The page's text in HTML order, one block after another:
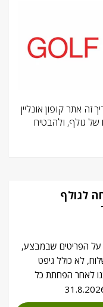
אתר קופון אונליין
של גולף, ולהבטיח
10% הנחה לגולף
הפריטים שבמבצע,
לא כולל גיפט
10% יינתנו לאחר הפחתת כל